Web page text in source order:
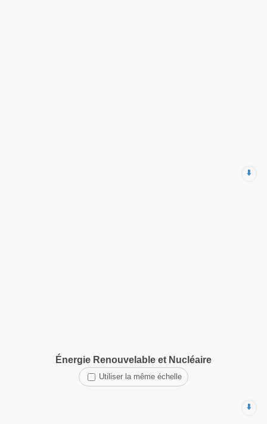
⬇️
Énergie Renouvelable et Nucléaire
Utiliser la même échelle
⬇️